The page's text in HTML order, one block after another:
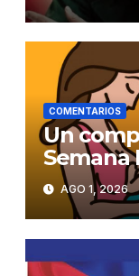
COMENTARIOS
Un
Semana
AGO 1, 2026